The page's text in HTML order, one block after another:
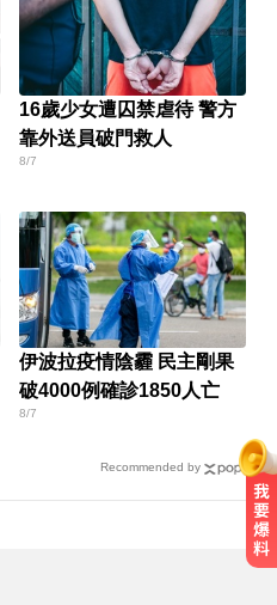
16歲少女遭囚禁虐待 警方
靠外送員破門救人
8/7
伊波拉疫情陰霾 民主剛果
破4000例確診1850人亡
8/7
Recommended by